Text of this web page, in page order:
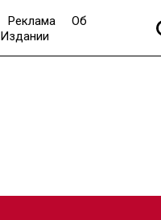
Реклама
Об
Издании